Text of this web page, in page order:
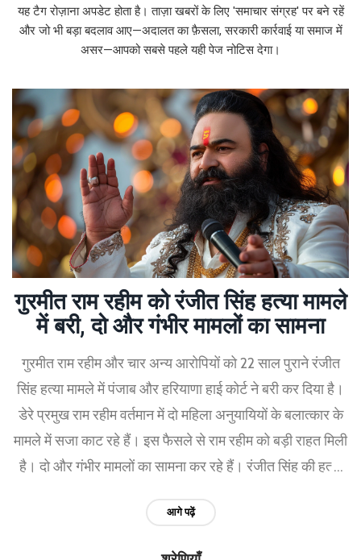
यह टैग रोज़ाना अपडेट होता है। ताज़ा खबरों के लिए 'समाचार संग्रह' पर बने रहें
और जो भी बड़ा बदलाव आए—अदालत का फ़ैसला, सरकारी कार्रवाई या समाज में
असर—आपको सबसे पहले यही पेज नोटिस देगा।
गुरमीत राम रहीम को रंजीत सिंह हत्या मामले
में बरी, दो और गंभीर मामलों का सामना
गुरमीत राम रहीम और चार अन्य आरोपियों को 22 साल पुराने रंजीत
सिंह हत्या मामले में पंजाब और हरियाणा हाई कोर्ट ने बरी कर दिया है।
डेरे प्रमुख राम रहीम वर्तमान में दो महिला अनुयायियों के बलात्कार के
मामले में सजा काट रहे हैं। इस फैसले से राम रहीम को बड़ी राहत मिली
है। दो और गंभीर मामलों का सामना कर रहे हैं। रंजीत सिंह की हत्या
आगे पढ़ें